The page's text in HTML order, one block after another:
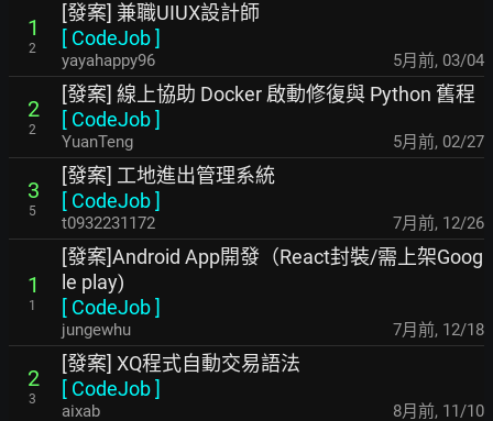
1
2
[發案] 兼職UIUX設計師
[ CodeJob]
yayahappy96 5月前, 03/04
2
2
[發案] 線上協助 Docker 啟動修復與 Python 舊程
[ CodeJob]
YuanTeng 5月前, 02/27
3
5
[發案] 工地進出管理系統
[ CodeJob]
t0932231172 7月前, 12/26
1
1
[發案]Android App開發（React封裝/需上架Goog
le play)
[ CodeJob]
jungewhu 7月前, 12/18
2
3
[發案] XQ程式自動交易語法
[ CodeJob]
aixab 8月前, 11/10